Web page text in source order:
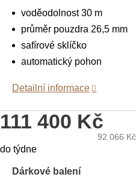
111 400 Kč
92 066 Kč
Měrná
do týdne
Dárkové balení
voděodolnost 30 m
průměr pouzdra 26,5 mm
safírové sklíčko
automatický pohon
Detailní informace